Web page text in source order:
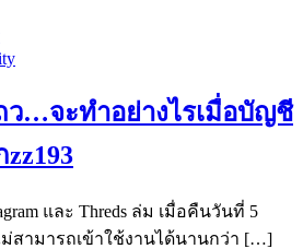
ว…จะทำอย่างไรเมื่อบัญชี
และ Threds ล่ม เมื่อคืนวันที่ 5
สามารถเข้าใช้งานได้นานกว่า​ […]